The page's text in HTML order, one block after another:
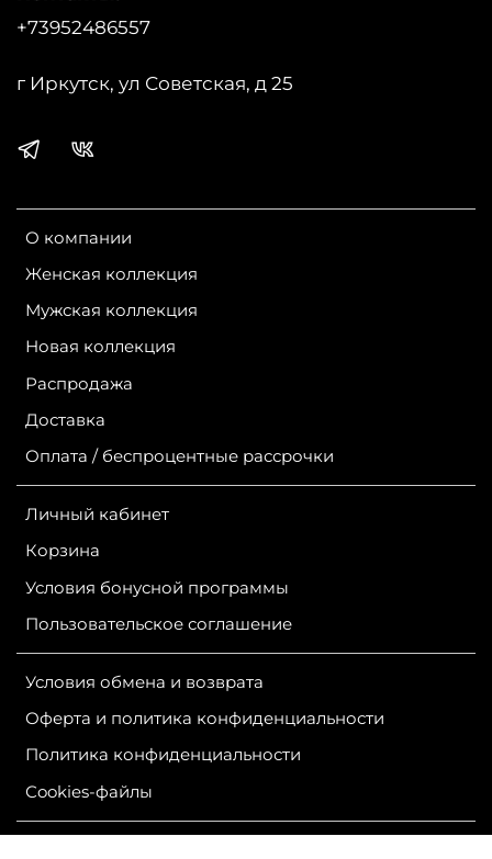
О компании
Женская коллекция
Мужская коллекция
Новая коллекция
Распродажа
Доставка
Оплата / беспроцентные рассрочки
Личный кабинет
Корзина
Условия бонусной программы
Пользовательское соглашение
Условия обмена и возврата
Оферта и политика конфиденциальности
Политика конфиденциальности
Сookies-файлы
+73952486557
г Иркутск, ул Советская, д 25